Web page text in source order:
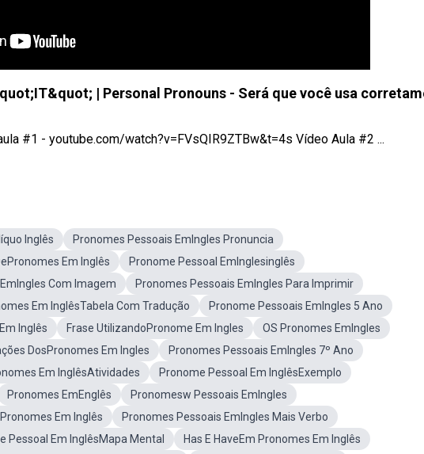
| Personal Pronouns - Será que você usa
#1 - youtube.com/watch?v=FVsQIR9ZTBw&t=4s Vídeo Aula #2 ...
Inglês
Pronomes Pessoais EmIngles Pronuncia
Em Inglês
Pronome Pessoal EmInglesinglês
Com Imagem
Pronomes Pessoais EmIngles Para Imprimir
Em InglêsTabela Com Tradução
Pronome Pessoais EmIngles 5 Ano
Inglês Frase UtilizandoPronome Em Ingles
OS Pronomes EmIngles
DosPronomes Em Ingles
Pronomes Pessoais EmIngles 7º Ano
Em InglêsAtividades
Pronome Pessoal Em InglêsExemplo
Pronomes EmEnglês
Pronomesw Pessoais EmIngles
Em Inglês
Pronomes Pessoais EmIngles Mais Verbo
Pessoal Em InglêsMapa Mental
Has E HaveEm Pronomes Em Inglês